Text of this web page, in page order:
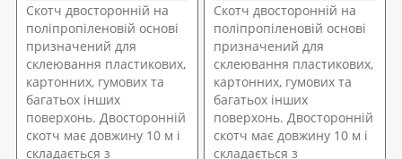
Скотч двосторонній на
поліпропіленовій основі
призначений для
склеювання пластикових,
картонних, гумових та
багатьох інших
поверхонь. Двосторонній
скотч має довжину 10 м і
складається з
Скотч двосторонній на
поліпропіленовій основі
призначений для
склеювання пластикових,
картонних, гумових та
багатьох інших
поверхонь. Двосторонній
скотч має довжину 10 м і
складається з